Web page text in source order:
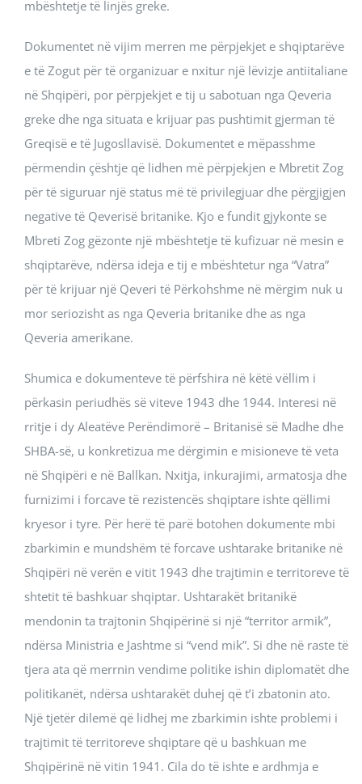
mbështetje të linjës greke.
Dokumentet në vijim merren me përpjekjet e shqiptarëve
e të Zogut për të organizuar e nxitur një lëvizje antiitaliane
në Shqipëri, por përpjekjet e tij u sabotuan nga Qeveria
greke dhe nga situata e krijuar pas pushtimit gjerman të
Greqisë e të Jugosllavisë. Dokumentet e mëpasshme
përmendin çështje që lidhen më përpjekjen e Mbretit Zog
për të siguruar një status më të privilegjuar dhe përgjigjen
negative të Qeverisë britanike. Kjo e fundit gjykonte se
Mbreti Zog gëzonte një mbështetje të kufizuar në mesin e
shqiptarëve, ndërsa ideja e tij e mbështetur nga “Vatra”
për të krijuar një Qeveri të Përkohshme në mërgim nuk u
mor seriozisht as nga Qeveria britanike dhe as nga
Qeveria amerikane.
Shumica e dokumenteve të përfshira në këtë vëllim i
përkasin periudhës së viteve 1943 dhe 1944. Interesi në
rritje i dy Aleatëve Perëndimorë – Britanisë së Madhe dhe
SHBA-së, u konkretizua me dërgimin e misioneve të veta
në Shqipëri e në Ballkan. Nxitja, inkurajimi, armatosja dhe
furnizimi i forcave të rezistencës shqiptare ishte qëllimi
kryesor i tyre. Për herë të parë botohen dokumente mbi
zbarkimin e mundshëm të forcave ushtarake britanike në
Shqipëri në verën e vitit 1943 dhe trajtimin e territoreve të
shtetit të bashkuar shqiptar. Ushtarakët britanikë
mendonin ta trajtonin Shqipërinë si një “territor armik”,
ndërsa Ministria e Jashtme si “vend mik”. Si dhe në raste të
tjera ata që merrnin vendime politike ishin diplomatët dhe
politikanët, ndërsa ushtarakët duhej që t’i zbatonin ato.
Një tjetër dilemë që lidhej me zbarkimin ishte problemi i
trajtimit të territoreve shqiptare që u bashkuan me
Shqipërinë në vitin 1941. Cila do të ishte e ardhmja e